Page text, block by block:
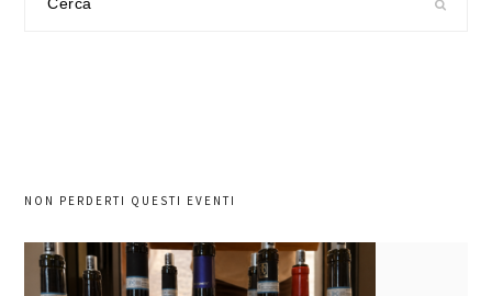
NON PERDERTI QUESTI EVENTI